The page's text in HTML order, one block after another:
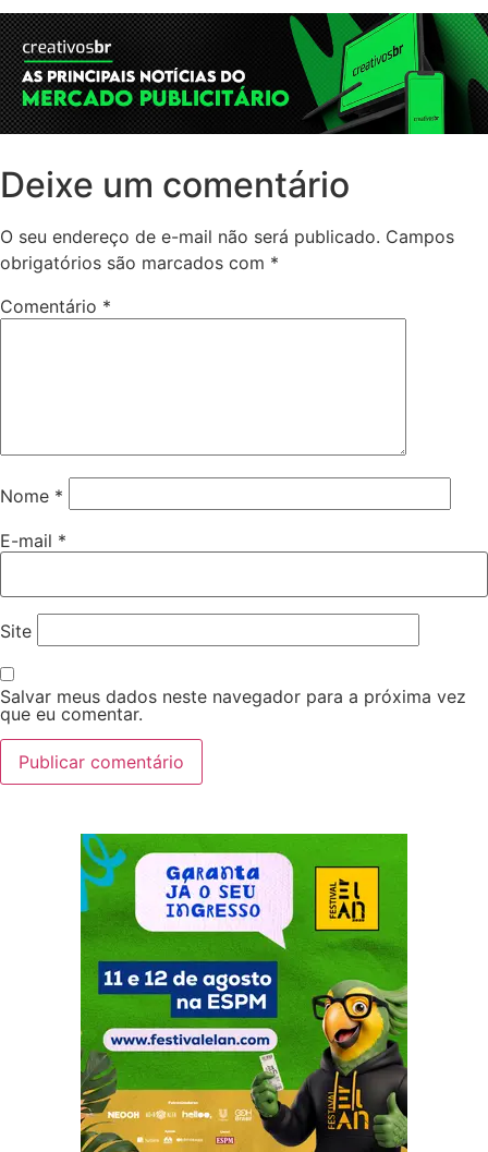
Deixe um comentário
O seu endereço de e-mail não será publicado. Campos
obrigatórios são marcados com *
Comentário *
Nome *
E-mail *
Site
Salvar meus dados neste navegador para a próxima vez
que eu comentar.